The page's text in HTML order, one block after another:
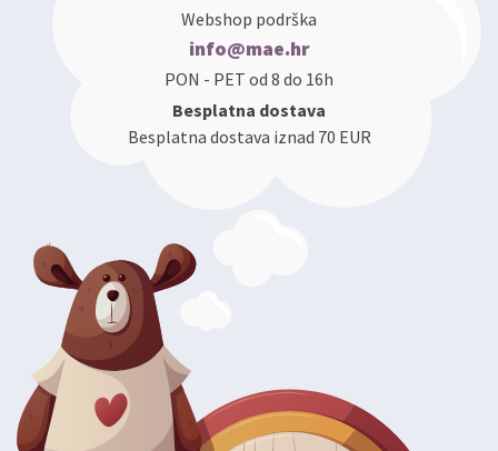
Webshop podrška
info@mae.hr
PON - PET od 8 do 16h
Besplatna dostava
Besplatna dostava iznad 70 EUR